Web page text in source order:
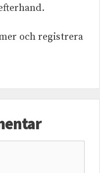
och registrera